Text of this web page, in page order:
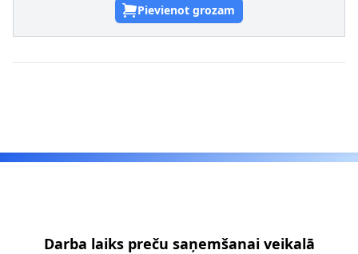
Pievienot grozam
Darba laiks preču saņemšanai veikalā